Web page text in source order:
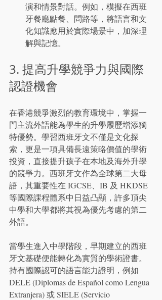
演和情景對話。例如，模擬在西班
牙餐廳點餐、問路等，將語言和文
化知識應用於實際場景中，加深理
解與記憶。
3. 提高升學競爭力與國際
認證機會
在香港競爭激烈的教育環境中，掌握一
門主流外語能為學生的升學履歷增添獨
特優勢。學習西班牙文不僅是文化探
索，更是一項具備長遠策略價值的學術
投資，直接提升孩子在本地及海外升學
的競爭力。西班牙文作為全球第二大母
語，其重要性在 IGCSE、IB 及 HKDSE
等國際課程體系中日益凸顯，許多頂尖
中學和大學都將其視為優先考慮的第二
外語。
當學生進入中學階段，早期建立的西班
牙文基礎便能轉化為實質的學術證書。
持有國際認可的語言能力證明，例如
DELE (Diplomas de Español como Lengua
Extranjera) 或 SIELE (Servicio